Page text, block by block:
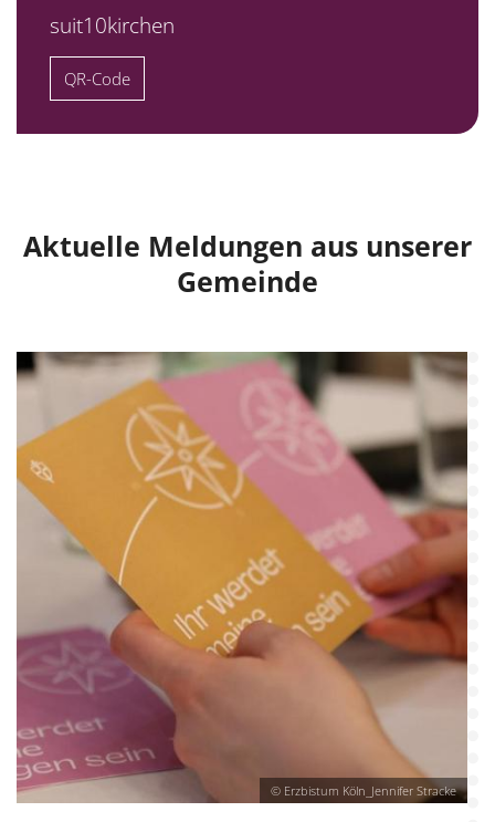
suit10kirchen
QR-Code
Aktuelle Meldungen aus unserer
Gemeinde
© Erzbistum Köln_Jennifer Stracke